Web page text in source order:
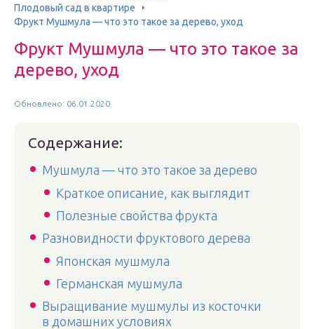
Плодовый сад в квартире
Фрукт Мушмула — что это такое за дерево, уход
Фрукт Мушмула — что это такое за
дерево, уход
Обновлено: 06.01.2020
Содержание:
Мушмула — что это такое за дерево
Краткое описание, как выглядит
Полезные свойства фрукта
Разновидности фруктового дерева
Японская мушмула
Германская мушмула
Выращивание мушмулы из косточки
в домашних условиях